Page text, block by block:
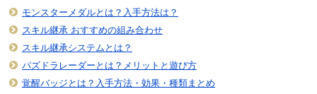
モンスターメダルとは？入手方法は？
スキル継承 おすすめの組み合わせ
スキル継承システムとは？
パズドラレーダーとは？メリットと遊び方
覚醒バッジとは？入手方法・効果・種類まとめ